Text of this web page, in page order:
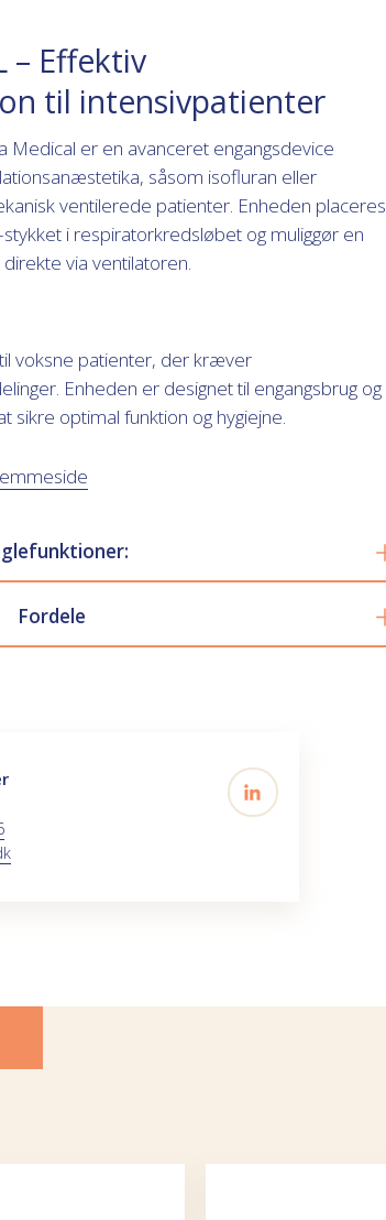
– Effektiv
til intensivpatienter
Medical er en avanceret engangsdevice
såsom isofluran eller
ventilerede patienter. Enheden placeres
i respiratorkredsløbet og muliggør en
via ventilatoren.
voksne patienter, der kræver
Enheden er designet til engangsbrug og
sikre optimal funktion og hygiejne.
Fordele